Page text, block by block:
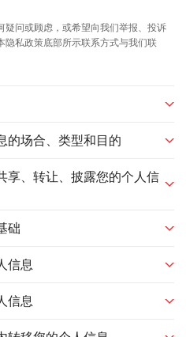
疑问或顾虑，或希望向我们举报、投诉
隐私政策底部所示联系方式与我们联
的场合、类型和目的
享、转让、披露您的个人信
础
信息
信息